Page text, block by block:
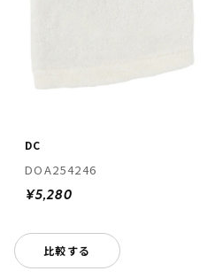
DC
DOA254246
¥5,280
比較する